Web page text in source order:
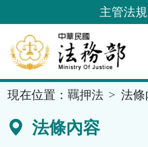
到
要
內
容
區
主管法
現在位置： 羈押法 法條
法條內容